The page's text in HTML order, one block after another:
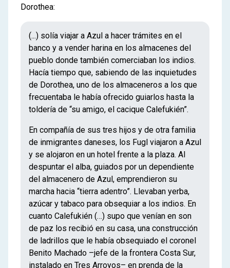
Dorothea:
(...) solía viajar a Azul a hacer trámites en el
banco y a vender harina en los almacenes del
pueblo donde también comerciaban los indios.
Hacía tiempo que, sabiendo de las inquietudes
de Dorothea, uno de los almaceneros a los que
frecuentaba le había ofrecido guiarlos hasta la
toldería de “su amigo, el cacique Calefukién”.
En compañía de sus tres hijos y de otra familia
de inmigrantes daneses, los Fugl viajaron a Azul
y se alojaron en un hotel frente a la plaza. Al
despuntar el alba, guiados por un dependiente
del almacenero de Azul, emprendieron su
marcha hacia “tierra adentro”. Llevaban yerba,
azúcar y tabaco para obsequiar a los indios. En
cuanto Calefukién (…) supo que venían en son
de paz los recibió en su casa, una construcción
de ladrillos que le había obsequiado el coronel
Benito Machado –jefe de la frontera Costa Sur,
instalado en Tres Arroyos– en prenda de la